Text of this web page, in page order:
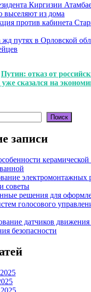
Киргизии
выселяют из дома
против кабинета
путях в Орловской
Путин: отказ от
уже сказался на
Поиск
записи
керамической
электромонтажных
советы
решения для
голосового
датчиков
безопасности